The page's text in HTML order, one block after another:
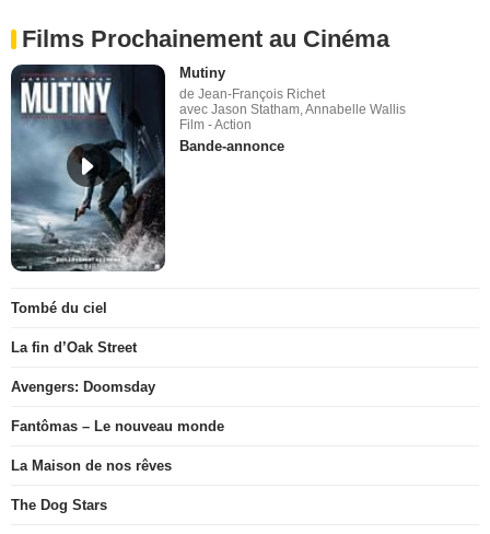
Films Prochainement au Cinéma
Mutiny
de Jean-François Richet
avec Jason Statham, Annabelle Wallis
Film - Action
Bande-annonce
Tombé du ciel
La fin d’Oak Street
Avengers: Doomsday
Fantômas – Le nouveau monde
La Maison de nos rêves
The Dog Stars